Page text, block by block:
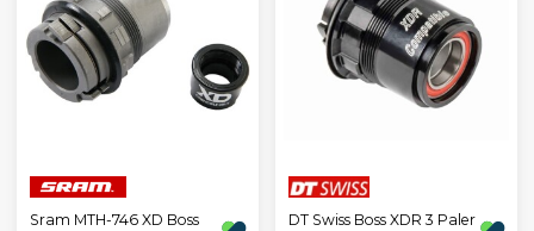
Sram MTH-746 XD Boss
DT Swiss Boss XDR 3 Paler